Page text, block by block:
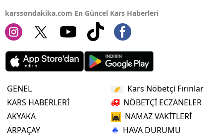
karssondakika.com En Güncel Kars Haberleri
GENEL
KARS HABERLERİ
AKYAKA
ARPAÇAY
Kars Nöbetçi Fırınlar
NÖBETÇİ ECZANELER
NAMAZ VAKİTLERİ
HAVA DURUMU